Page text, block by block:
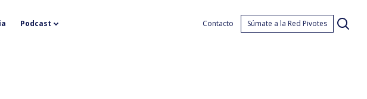
Podcast Contacto Súmate a la Red Pivotes